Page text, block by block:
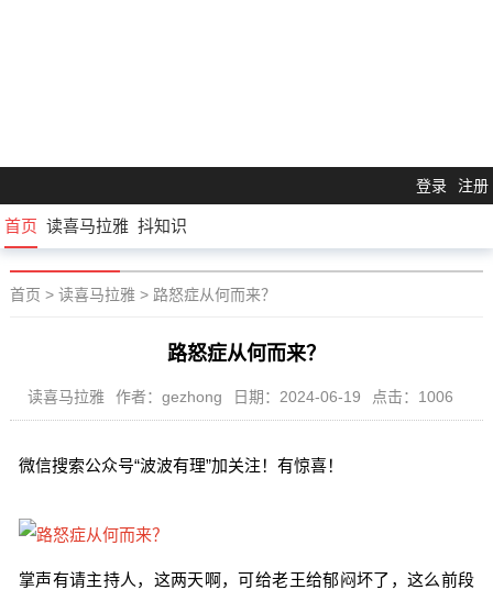
登录 注册
首页 读喜马拉雅 抖知识
首页 > 读喜马拉雅> 路怒症从何而来？
路怒症从何而来？
读喜马拉雅 作者：gezhong 日期：2024-06-19 点击：1006
微信搜索公众号“波波有理”加关注！有惊喜！
掌声有请主持人，这两天啊，可给老王给郁闷坏了，这么前段